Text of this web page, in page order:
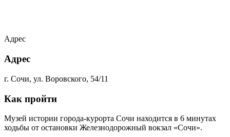
Адрес
Адрес
г. Сочи, ул. Воровского, 54/11
Как пройти
Музей истории города-курорта Сочи находится в 6 минутах
ходьбы от остановки Железнодорожный вокзал «Сочи».